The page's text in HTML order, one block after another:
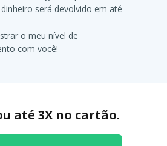
será devolvido em até
o meu nível de
com você!
até 3X no cartão.